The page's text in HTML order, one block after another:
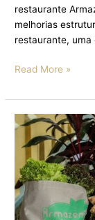
restaurante
melhorias
restaurante,
Read More »
PROJETO
SOCIAL
DE
CAMPINAS
LANÇA
ASSINATURA
DE